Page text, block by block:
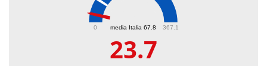
media Italia 67.8
0 367.1
23.7